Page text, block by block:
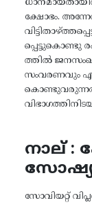
ക്ഷോഭം.
പ്പെട്ടുകൊണ്ടു
ത്തിൽ
സംവരണവും
നാല്
സോവിയറ്റ്